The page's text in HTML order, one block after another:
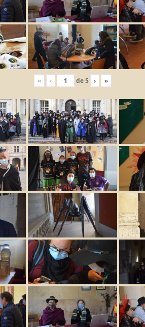
« ‹ de5 › »